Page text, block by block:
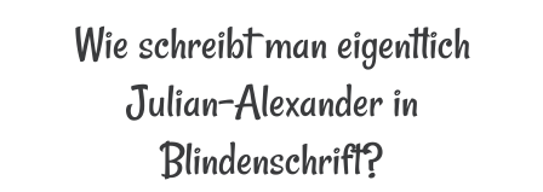
Wie schreibt man eigentlich
Julian-Alexander in
Blindenschrift?